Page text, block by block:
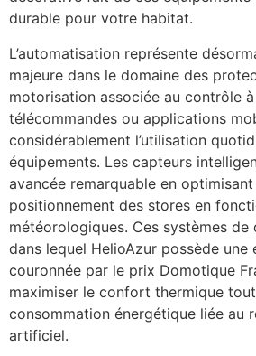
durable pour votre habitat.
L’automatisation représente
majeure dans le domaine des
motorisation associée au contrôle
télécommandes ou applications
considérablement l’utilisation
équipements. Les capteurs
avancée remarquable en
positionnement des stores en
météorologiques. Ces systèmes
dans lequel HelioAzur possède
couronnée par le prix Domotique
maximiser le confort thermique
consommation énergétique liée au
artificiel.